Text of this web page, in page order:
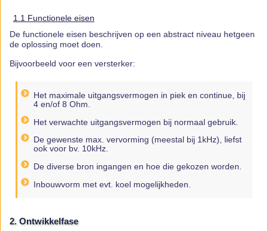
1.1 Functionele eisen
De functionele eisen beschrijven op een abstract niveau hetgeen
de oplossing moet doen.
Bijvoorbeeld voor een versterker:
Het maximale uitgangsvermogen in piek en continue, bij
4 en/of 8 Ohm.
Het verwachte uitgangsvermogen bij normaal gebruik.
De gewenste max. vervorming (meestal bij 1kHz), liefst
ook voor bv. 10kHz.
De diverse bron ingangen en hoe die gekozen worden.
Inbouwvorm met evt. koel mogelijkheden.
2. Ontwikkelfase